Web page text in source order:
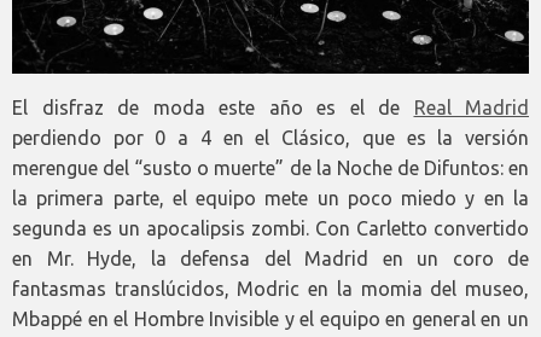
El disfraz de moda este año es el de Real Madrid
perdiendo por 0 a 4 en el Clásico, que es la versión
merengue del “susto o muerte” de la Noche de Difuntos: en
la primera parte, el equipo mete un poco miedo y en la
segunda es un apocalipsis zombi. Con Carletto convertido
en Mr. Hyde, la defensa del Madrid en un coro de
fantasmas translúcidos, Modric en la momia del museo,
Mbappé en el Hombre Invisible y el equipo en general en un